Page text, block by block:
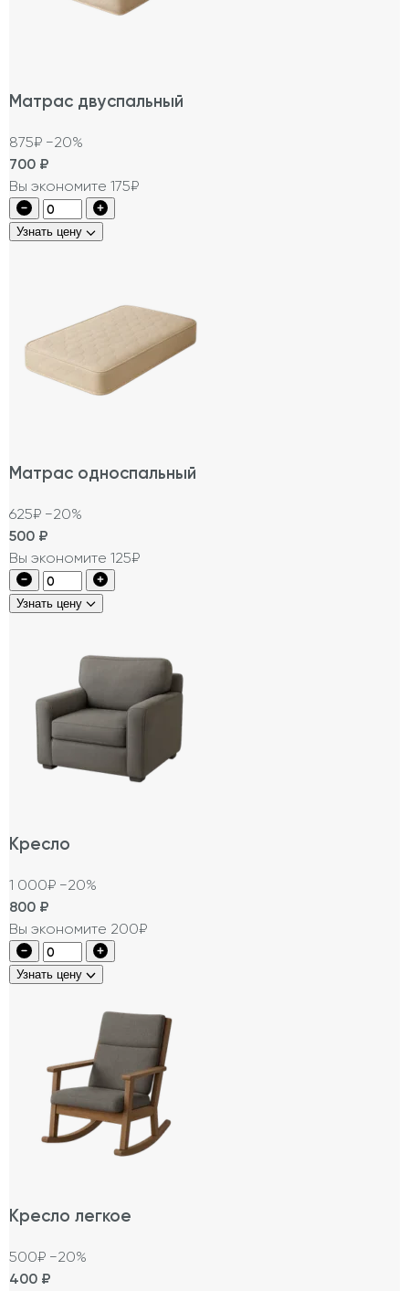
Матрас двуспальный
875₽ −20%
700 ₽
Вы экономите 175₽
Узнать цену
Матрас односпальный
625₽ −20%
500 ₽
Вы экономите 125₽
Узнать цену
Кресло
1 000₽ −20%
800 ₽
Вы экономите 200₽
Узнать цену
Кресло легкое
500₽ −20%
400 ₽